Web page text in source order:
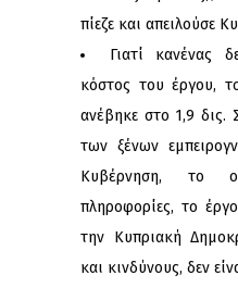
πίεζε και απειλούσε
Γιατί κανένας
κόστος του έργου,
ανέβηκε στο 1,9 δις.
των ξένων
Κυβέρνηση, το
πληροφορίες, το
την Κυπριακή
και κινδύνους, δεν